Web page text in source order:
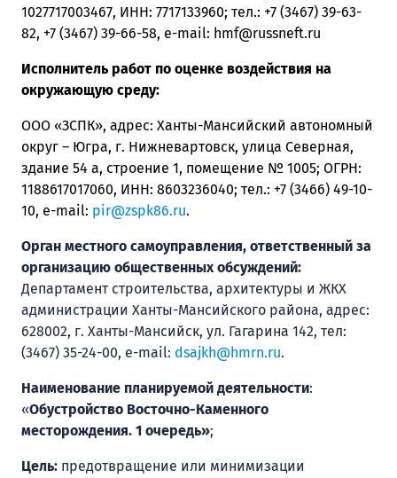
1027717003467, ИНН: 7717133960; тел.: +7 (3467) 39-63-
82, +7 (3467) 39-66-58, е-mail: hmf@russneft.ru
Исполнитель работ по оценке воздействия на
окружающую среду:
ООО «ЗСПК», адрес: Ханты-Мансийский автономный
округ – Югра, г. Нижневартовск, улица Северная,
здание 54 а, строение 1, помещение № 1005; ОГРН:
1188617017060, ИНН: 8603236040; тел.: +7 (3466) 49-10-
10, е-mail: pir@zspk86.ru.
Орган местного самоуправления, ответственный за
организацию общественных обсуждений:
Департамент строительства, архитектуры и ЖКХ
администрации Ханты-Мансийского района, адрес:
628002, г. Ханты-Мансийск, ул. Гагарина 142, тел:
(3467) 35-24-00, е-mail: dsajkh@hmrn.ru.
Наименование планируемой деятельности:
«Обустройство Восточно-Каменного
месторождения. 1 очередь»;
Цель: предотвращение или минимизации